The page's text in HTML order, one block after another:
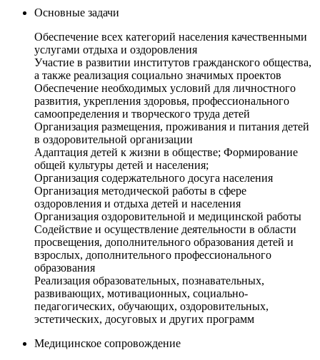
Основные задачи
Обеспечение всех категорий населения качественными
услугами отдыха и оздоровления
Участие в развитии институтов гражданского общества,
а также реализация социально значимых проектов
Обеспечение необходимых условий для личностного
развития, укрепления здоровья, профессионального
самоопределения и творческого труда детей
Организация размещения, проживания и питания детей
в оздоровительной организации
Адаптация детей к жизни в обществе; Формирование
общей культуры детей и населения;
Организация содержательного досуга населения
Организация методической работы в сфере
оздоровления и отдыха детей и населения
Организация оздоровительной и медицинской работы
Содействие и осуществление деятельности в области
просвещения, дополнительного образования детей и
взрослых, дополнительного профессионального
образования
Реализация образовательных, познавательных,
развивающих, мотивационных, социально-
педагогических, обучающих, оздоровительных,
эстетических, досуговых и других программ
Медицинское сопровождение